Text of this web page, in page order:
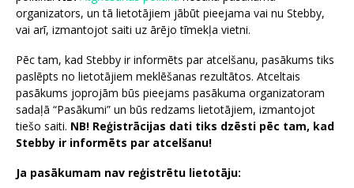
organizators, un tā lietotājiem jābūt pieejama vai nu Stebby,
vai arī, izmantojot saiti uz ārējo tīmekļa vietni.
Pēc tam, kad Stebby ir informēts par atcelšanu, pasākums tiks
paslēpts no lietotājiem meklēšanas rezultātos. Atceltais
pasākums joprojām būs pieejams pasākuma organizatoram
sadaļā “Pasākumi” un būs redzams lietotājiem, izmantojot
tiešo saiti. NB! Reģistrācijas dati tiks dzēsti pēc tam, kad
Stebby ir informēts par atcelšanu!
Ja pasākumam nav reģistrētu lietotāju: